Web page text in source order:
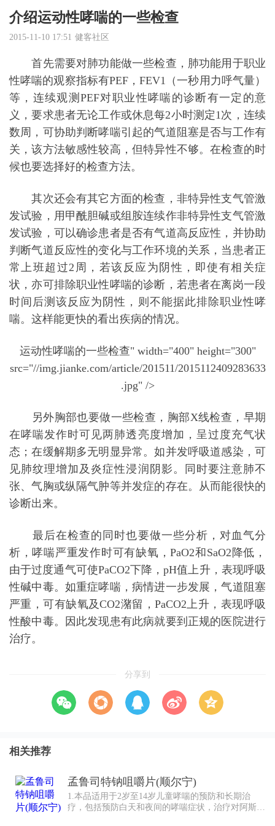
介绍运动性哮喘的一些检查
2015-11-10 17:51 健客社区
首先需要对肺功能做一些检查，肺功能用于职业
性哮喘的观察指标有PEF，FEV1（一秒用力呼气量）
等，连续观测PEF对职业性哮喘的诊断有一定的意
义，要求患者无论工作或休息每2小时测定1次，连续
数周，可协助判断哮喘引起的气道阻塞是否与工作有
关，该方法敏感性较高，但特异性不够。在检查的时
候也要选择好的检查方法。
其次还会有其它方面的检查，非特异性支气管激
发试验，用甲酰胆碱或组胺连续作非特异性支气管激
发试验，可以确诊患者是否有气道高反应性，并协助
判断气道反应性的变化与工作环境的关系，当患者正
常上班超过2周，若该反应为阴性，即使有相关症
状，亦可排除职业性哮喘的诊断，若患者在离岗一段
时间后测该反应为阴性，则不能据此排除职业性哮
喘。这样能更快的看出疾病的情况。
运动性哮喘的一些检查" width="400" height="300"
src="//img.jianke.com/article/201511/2015112409283633
.jpg" />
另外胸部也要做一些检查，胸部X线检查，早期
在哮喘发作时可见两肺透亮度增加，呈过度充气状
态；在缓解期多无明显异常。如并发呼吸道感染，可
见肺纹理增加及炎症性浸润阴影。同时要注意肺不
张、气胸或纵隔气肿等并发症的存在。从而能很快的
诊断出来。
最后在检查的同时也要做一些分析，对血气分
析，哮喘严重发作时可有缺氧，PaO2和SaO2降低，
由于过度通气可使PaCO2下降，pH值上升，表现呼吸
性碱中毒。如重症哮喘，病情进一步发展，气道阻塞
严重，可有缺氧及CO2潴留，PaCO2上升，表现呼吸
性酸中毒。因此发现患有此病就要到正规的医院进行
治疗。
分享到
相关推荐
孟鲁司特钠咀嚼片(顺尔宁)
1.本品适用于2岁至14岁儿童哮喘的预防和长期治
疗，包括预防白天和夜间的哮喘症状，治疗对阿斯匹